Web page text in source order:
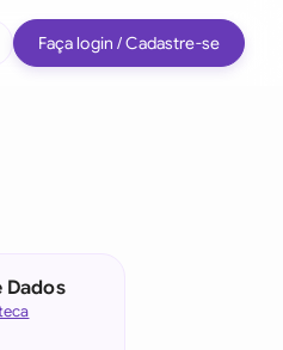
Faça login / Cadastre-se
Dados